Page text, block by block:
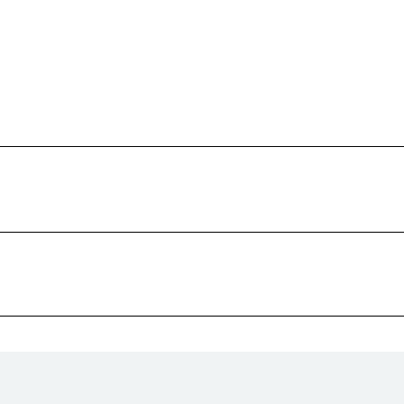
de armarios.